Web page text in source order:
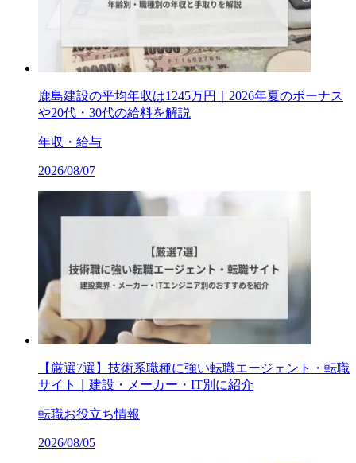
鹿島建設の平均年収は1245万円｜2026年夏のボーナス
や20代・30代の給料を解説
年収・給与
2026/08/07
【厳選7選】技術系職種に強い転職エージェント・転職
サイト｜建設・メーカー・IT別に紹介
転職お役立ち情報
2026/08/05